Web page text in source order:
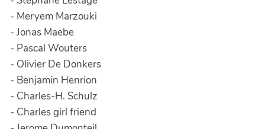
- Meryem Marzouki
- Jonas Maebe
- Pascal Wouters
- Olivier De Donkers
- Benjamin Henrion
- Charles-H. Schulz
- Charles girl friend